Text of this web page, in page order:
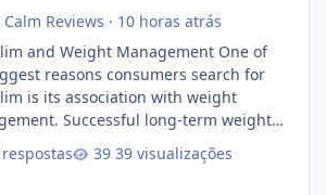
Reviews · 10 horas atrás
and Weight Management One of
reasons consumers search for
is its association with weight
Successful long-term weight
rather than quick fixes. A
39 visualizações